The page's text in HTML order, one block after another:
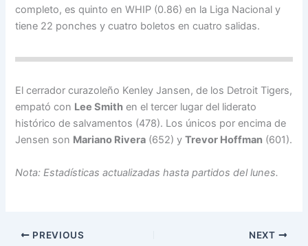
completo, es quinto en WHIP (0.86) en la Liga Nacional y
tiene 22 ponches y cuatro boletos en cuatro salidas.
El cerrador curazoleño Kenley Jansen, de los Detroit Tigers,
empató con Lee Smith en el tercer lugar del liderato
histórico de salvamentos (478). Los únicos por encima de
Jensen son Mariano Rivera (652) yTrevor Hoffman (601).
Nota: Estadísticas actualizadas hasta partidos del lunes.
PREVIOUS NEXT